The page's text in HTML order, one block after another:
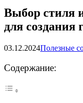
Выбор стиля
для создания
03.12.2024Полезные
Содержание: